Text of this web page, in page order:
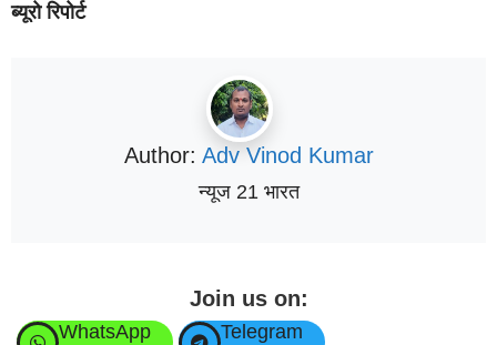
ब्यूरो रिपोर्ट
Author: Adv Vinod Kumar
न्यूज 21 भारत
Join us on:
WhatsApp Telegram